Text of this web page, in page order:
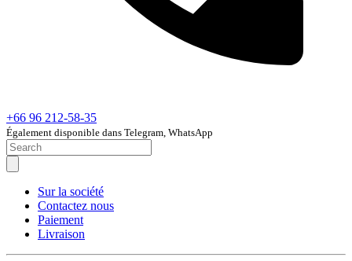
+66 96 212-58-35
Également disponible dans Telegram, WhatsApp
Sur la société
Contactez nous
Paiement
Livraison